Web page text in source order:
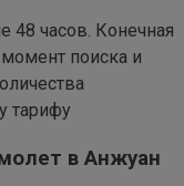
48 часов. Конечная
поиска и
тарифу
в Анжуан